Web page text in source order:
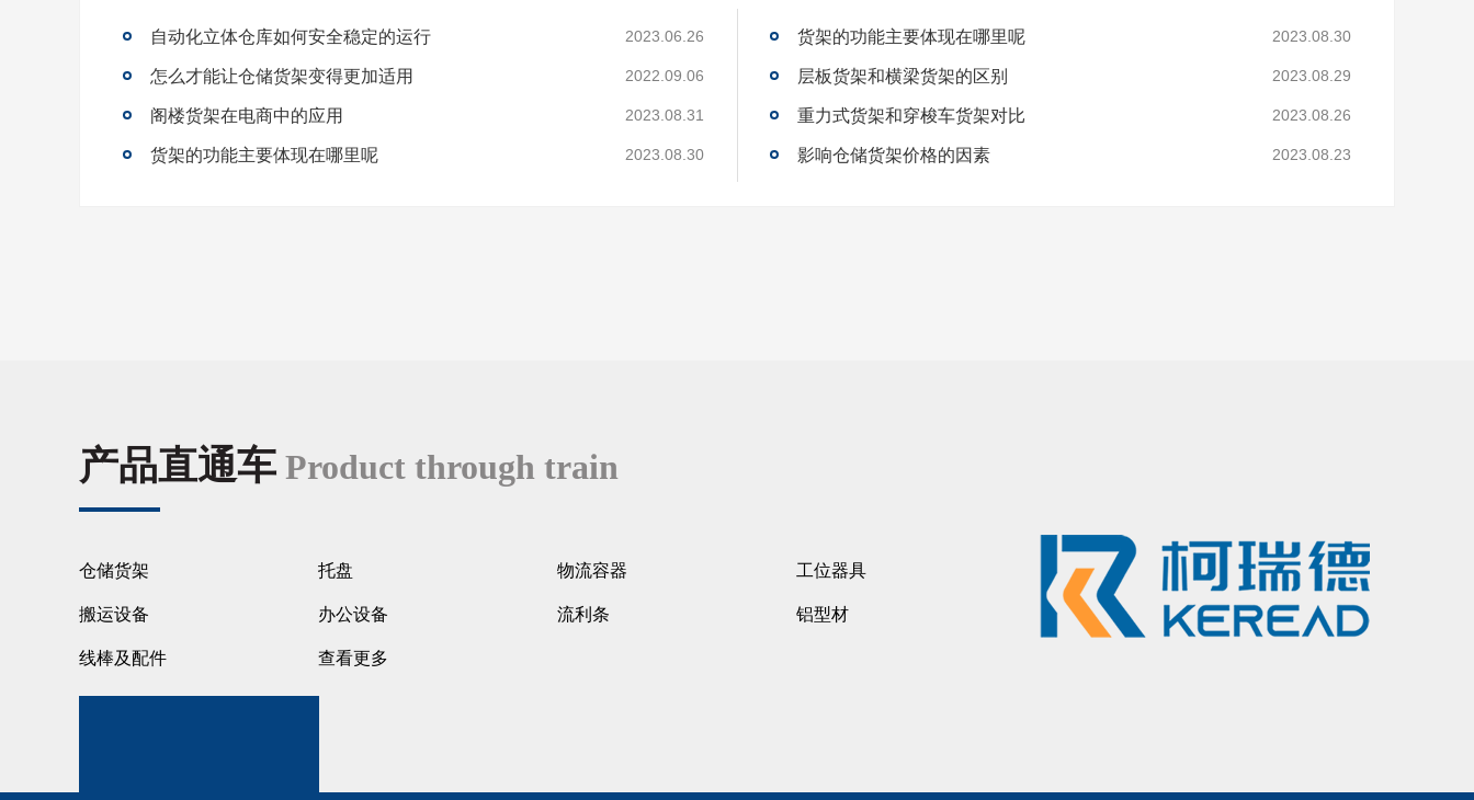
自动化立体仓库如何安全稳定的运行 2023.06.26
怎么才能让仓储货架变得更加适用 2022.09.06
阁楼货架在电商中的应用 2023.08.31
货架的功能主要体现在哪里呢 2023.08.30
货架的功能主要体现在哪里呢 2023.08.30
层板货架和横梁货架的区别 2023.08.29
重力式货架和穿梭车货架对比 2023.08.26
影响仓储货架价格的因素 2023.08.23
产品直通车 Product through train
仓储货架 托盘 物流容器 工位器具
搬运设备 办公设备 流利条 铝型材
线棒及配件 查看更多